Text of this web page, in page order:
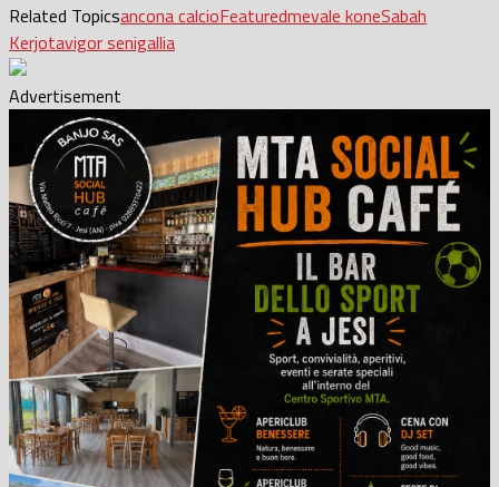
Related Topicsancona calcioFeaturedmevale koneSabah
Kerjotavigor senigallia
Advertisement